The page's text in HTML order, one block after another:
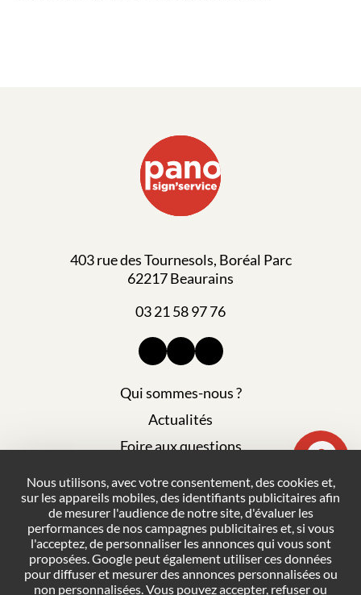
403 rue des Tournesols, Boréal Parc
62217 Beaurains
03 21 58 97 76
Qui sommes-nous ?
Actualités
Foire aux questions
Plan du site
Politique de confidentialité
Conditions générales de vente
Gestion des cookies
Nous utilisons, avec votre consentement, des cookies et,
sur les appareils mobiles, des identifiants publicitaires afin
de mesurer l'audience de notre site, d'évaluer les
performances de nos campagnes publicitaires et, si vous
l'acceptez, de personnaliser les annonces qui vous sont
proposées. Google peut également utiliser ces données
pour diffuser et mesurer des annonces personnalisées ou
non personnalisées. Vous pouvez accepter, refuser ou